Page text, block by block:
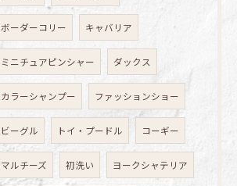
ボーダーコリー キャバリア
ミニチュアピンシャー ダックス
カラーシャンプー ファッションショー
ビーグル トイ・プードル コーギー
マルチーズ 初洗い ヨークシャテリア